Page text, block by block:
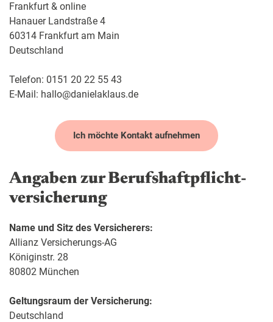
Frankfurt & online
Hanauer Landstraße 4
60314 Frankfurt am Main
Deutschland
Telefon: 0151 20 22 55 43
E-Mail: hallo@danielaklaus.de
Ich möchte Kontakt aufnehmen
Angaben zur Berufs­haftpflicht­
versicherung
Name und Sitz des Versicherers:
Allianz Versicherungs-AG
Königinstr. 28
80802 München
Geltungsraum der Versicherung:
Deutschland